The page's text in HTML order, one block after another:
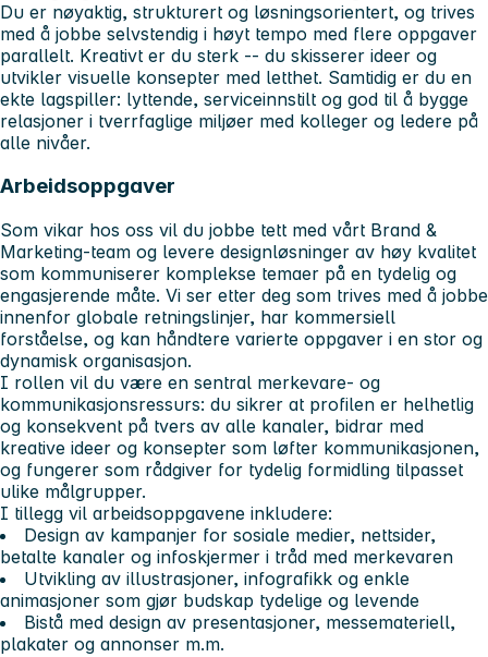
Du er nøyaktig, strukturert og løsningsorientert, og trives
med å jobbe selvstendig i høyt tempo med flere oppgaver
parallelt. Kreativt er du sterk -- du skisserer ideer og
utvikler visuelle konsepter med letthet. Samtidig er du en
ekte lagspiller: lyttende, serviceinnstilt og god til å bygge
relasjoner i tverrfaglige miljøer med kolleger og ledere på
alle nivåer.
Arbeidsoppgaver
Som vikar hos oss vil du jobbe tett med vårt Brand &
Marketing-team og levere designløsninger av høy kvalitet
som kommuniserer komplekse temaer på en tydelig og
engasjerende måte. Vi ser etter deg som trives med å jobbe
innenfor globale retningslinjer, har kommersiell
forståelse, og kan håndtere varierte oppgaver i en stor og
dynamisk organisasjon.
I rollen vil du være en sentral merkevare- og
kommunikasjonsressurs: du sikrer at profilen er helhetlig
og konsekvent på tvers av alle kanaler, bidrar med
kreative ideer og konsepter som løfter kommunikasjonen,
og fungerer som rådgiver for tydelig formidling tilpasset
ulike målgrupper.
I tillegg vil arbeidsoppgavene inkludere:
Design av kampanjer for sosiale medier, nettsider,
betalte kanaler og infoskjermer i tråd med merkevaren
Utvikling av illustrasjoner, infografikk og enkle
animasjoner som gjør budskap tydelige og levende
Bistå med design av presentasjoner, messemateriell,
plakater og annonser m.m.